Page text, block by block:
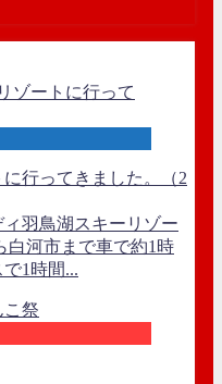
行ってきました。（2
羽鳥湖スキーリゾー
白河市まで車で約1時
1時間...